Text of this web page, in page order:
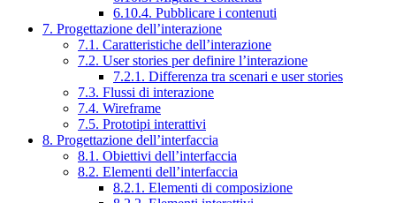
6.10.4. Pubblicare i contenuti
7. Progettazione dell’interazione
7.1. Caratteristiche dell’interazione
7.2. User stories per definire l’interazione
7.2.1. Differenza tra scenari e user stories
7.3. Flussi di interazione
7.4. Wireframe
7.5. Prototipi interattivi
8. Progettazione dell’interfaccia
8.1. Obiettivi dell’interfaccia
8.2. Elementi dell’interfaccia
8.2.1. Elementi di composizione